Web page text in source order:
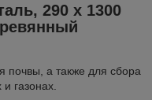
290 х 1300
почвы, а также для сбора
и газонах.